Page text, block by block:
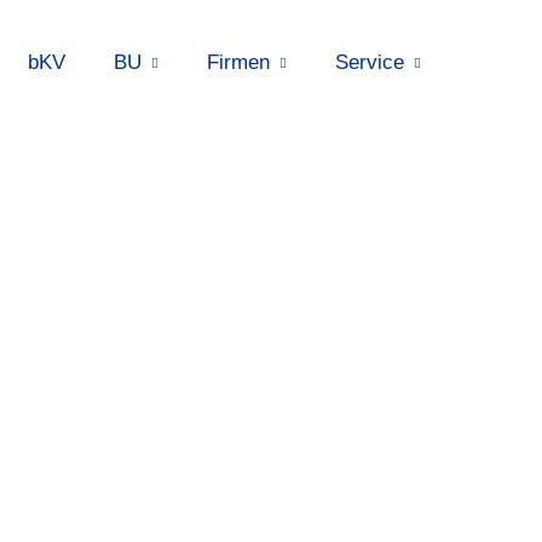
bKV BU Firmen Service